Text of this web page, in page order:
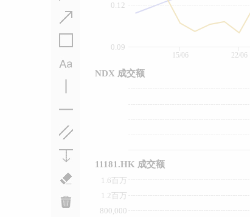
0.09
0.12
800,000
1.2百万
1.6百万
22/06
15/06
NDX 成交额
11181.HK 成交额